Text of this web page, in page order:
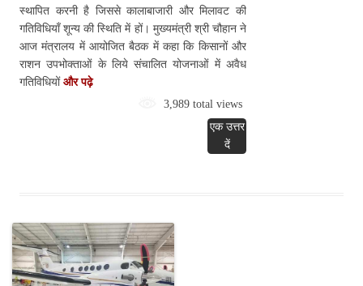
स्थापित करनी है जिससे कालाबाजारी और मिलावट की
गतिविधियाँ शून्य की स्थिति में हों। मुख्यमंत्री श्री चौहान ने
आज मंत्रालय में आयोजित बैठक में कहा कि किसानों और
राशन उपभोक्ताओं के लिये संचालित योजनाओं में अवैध
गतिविधियों और पढ़े
3,989 total views
एक उत्तर
दें